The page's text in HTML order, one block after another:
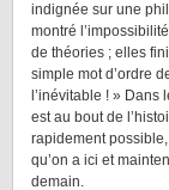
indignée sur une
montré
de théories ; elles
simple mot d’ordre
l’inévitable ! »
est au bout de
rapidement
qu’on a ici et
demain.